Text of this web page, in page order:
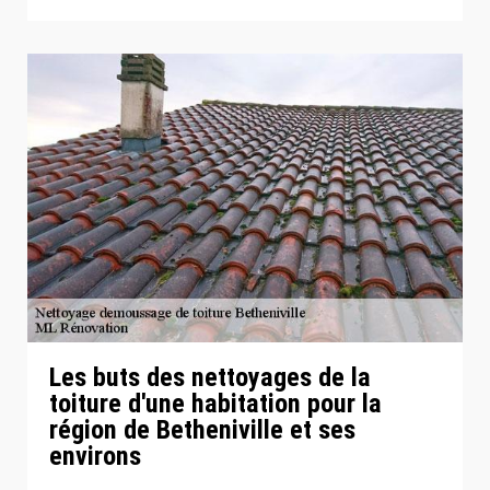
Les buts des nettoyages de la
toiture d'une habitation pour la
région de Betheniville et ses
environs